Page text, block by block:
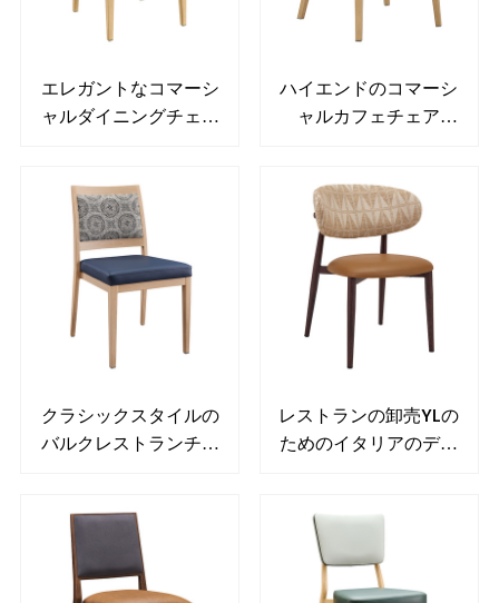
エレガントなコマーシ
ャルダイニングチェア
ハイエンドのコマーシ
ャルカフェチェア
クラシックスタイルの
バルクレストランチェ
レストランの卸売YLの
ためのイタリアのデザ